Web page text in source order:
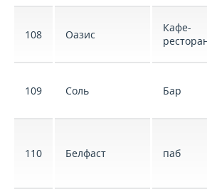
108 Оазис
Кафе-
109 Соль Бар
110 Белфаст паб